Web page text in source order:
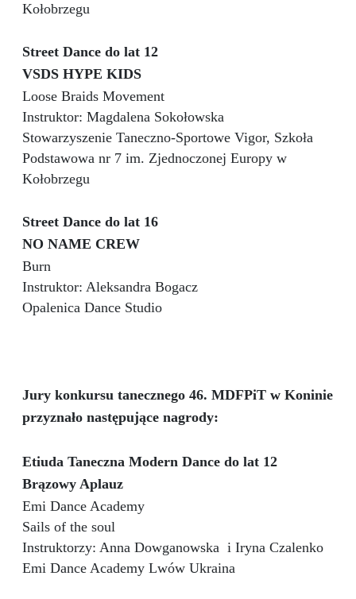
Kołobrzegu
Street Dance do lat 12
VSDS HYPE KIDS
Loose Braids Movement
Instruktor: Magdalena Sokołowska
Stowarzyszenie Taneczno-Sportowe Vigor, Szkoła
Podstawowa nr 7 im. Zjednoczonej Europy w
Kołobrzegu
Street Dance do lat 16
NO NAME CREW
Burn
Instruktor: Aleksandra Bogacz
Opalenica Dance Studio
Jury konkursu tanecznego 46. MDFPiT w Koninie
przyznało następujące nagrody:
Etiuda Taneczna Modern Dance do lat 12
Brązowy Aplauz
Emi Dance Academy
Sails of the soul
Instruktorzy: Anna Dowganowska i Iryna Czalenko
Emi Dance Academy Lwów Ukraina